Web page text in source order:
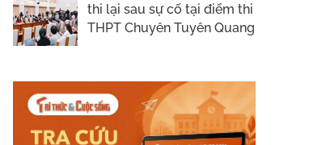
thi lại sau sự cố tại điểm thi
THPT Chuyên Tuyên Quang